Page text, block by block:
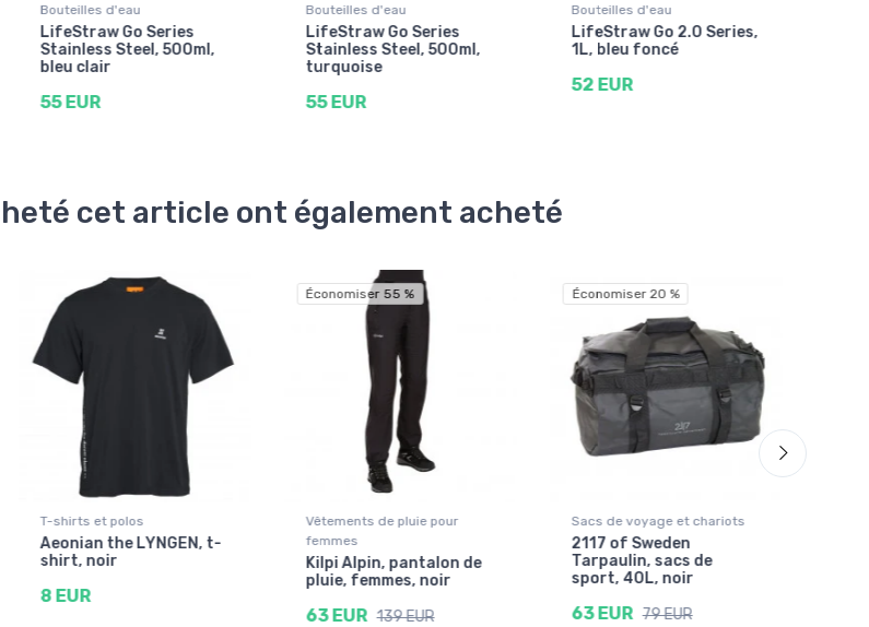
Bouteilles d'eau
LifeStraw Go Series
Stainless Steel, 500ml,
bleu clair
55 EUR
Bouteilles d'eau
LifeStraw Go Series
Stainless Steel, 500ml,
turquoise
55 EUR
Bouteilles d'eau
LifeStraw Go 2.0 Series,
1L, bleu foncé
52 EUR
cet article ont également acheté
T-shirts et polos
Aeonian the LYNGEN, t-
shirt, noir
8 EUR
Économiser 55 %
Vêtements de pluie pour
femmes
Kilpi Alpin, pantalon de
pluie, femmes, noir
63 EUR 139 EUR
Économiser 20 %
Sacs de voyage et chariots
2117 of Sweden
Tarpaulin, sacs de
sport, 40L, noir
63 EUR 79 EUR